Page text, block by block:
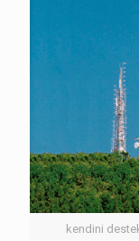
kendini